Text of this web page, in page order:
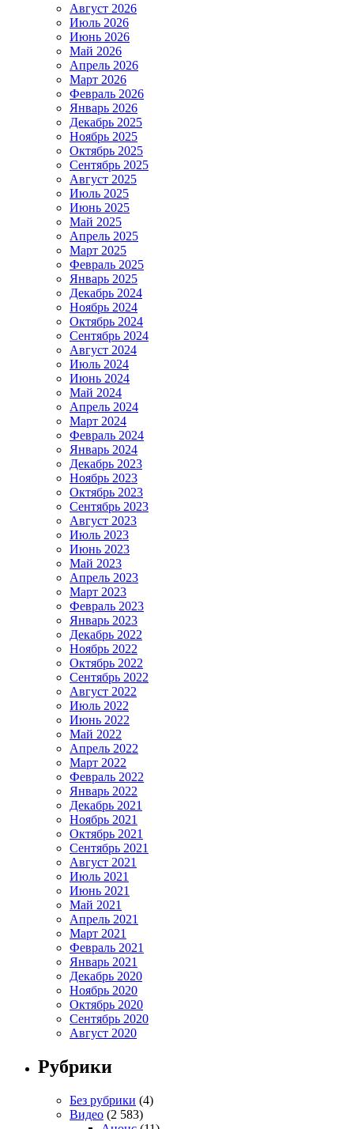
Август 2026
Июль 2026
Июнь 2026
Май 2026
Апрель 2026
Март 2026
Февраль 2026
Январь 2026
Декабрь 2025
Ноябрь 2025
Октябрь 2025
Сентябрь 2025
Август 2025
Июль 2025
Июнь 2025
Май 2025
Апрель 2025
Март 2025
Февраль 2025
Январь 2025
Декабрь 2024
Ноябрь 2024
Октябрь 2024
Сентябрь 2024
Август 2024
Июль 2024
Июнь 2024
Май 2024
Апрель 2024
Март 2024
Февраль 2024
Январь 2024
Декабрь 2023
Ноябрь 2023
Октябрь 2023
Сентябрь 2023
Август 2023
Июль 2023
Июнь 2023
Май 2023
Апрель 2023
Март 2023
Февраль 2023
Январь 2023
Декабрь 2022
Ноябрь 2022
Октябрь 2022
Сентябрь 2022
Август 2022
Июль 2022
Июнь 2022
Май 2022
Апрель 2022
Март 2022
Февраль 2022
Январь 2022
Декабрь 2021
Ноябрь 2021
Октябрь 2021
Сентябрь 2021
Август 2021
Июль 2021
Июнь 2021
Май 2021
Апрель 2021
Март 2021
Февраль 2021
Январь 2021
Декабрь 2020
Ноябрь 2020
Октябрь 2020
Сентябрь 2020
Август 2020
Рубрики
Без рубрики (4)
Видео (2 583)